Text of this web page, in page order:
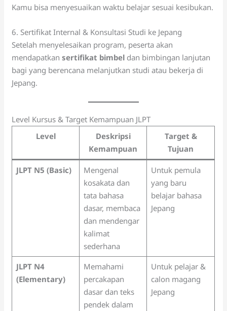
Kamu bisa menyesuaikan waktu belajar sesuai kesibukan.
6. Sertifikat Internal & Konsultasi Studi ke Jepang
Setelah menyelesaikan program, peserta akan
mendapatkansertifikat bimbel dan bimbingan lanjutan
bagi yang berencana melanjutkan studi atau bekerja di
Jepang.
Level Kursus & Target Kemampuan JLPT
Level
Deskripsi
Kemampuan
Target &
Tujuan
JLPT N5 (Basic)
Mengenal
kosakata dan
tata bahasa
dasar, membaca
dan mendengar
kalimat
sederhana
Untuk pemula
yang baru
belajar bahasa
Jepang
JLPT N4
(Elementary)
Memahami
percakapan
dasar dan teks
pendek dalam
Untuk pelajar &
calon magang
Jepang